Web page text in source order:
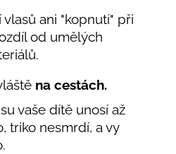
ani "kopnutí" při
od umělých
na cestách.
vaše dítě unosí až
triko nesmrdí, a vy